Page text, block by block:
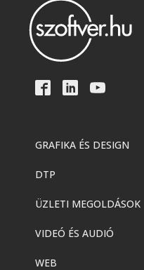
GRAFIKA ÉS DESIGN
DTP
ÜZLETI MEGOLDÁSOK
VIDEÓ ÉS AUDIÓ
WEB